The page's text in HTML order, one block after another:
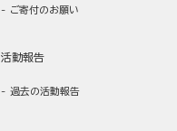
ご寄付のお願い
活動報告
過去の活動報告